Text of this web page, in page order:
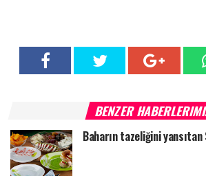
BENZER
Baharın tazeliğini